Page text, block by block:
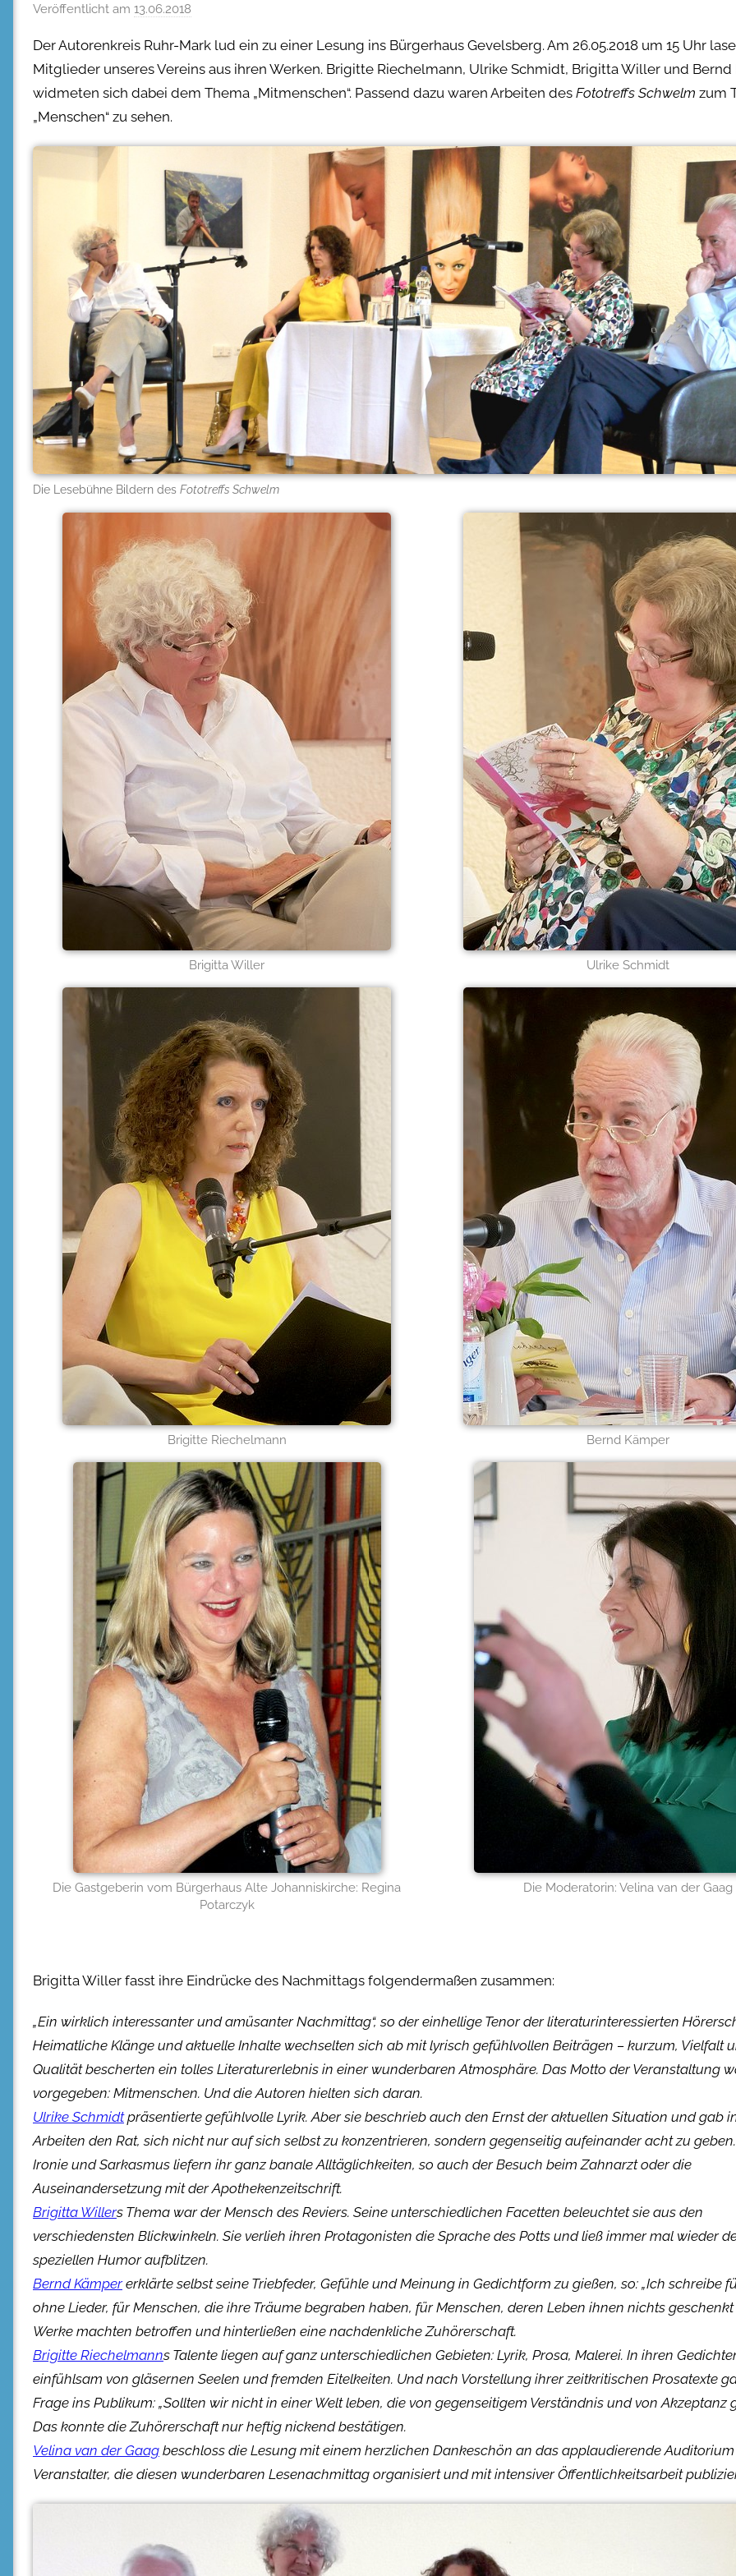
Veröffentlicht am 13.06.2018
Der Autorenkreis Ruhr-Mark lud ein zu einer Lesung ins Bürgerhaus Gevelsberg. Am 26.05.2018 um 15 Uhr
Mitglieder unseres Vereins aus ihren Werken. Brigitte Riechelmann, Ulrike Schmidt, Brigitta Willer und Bernd
widmeten sich dabei dem Thema „Mitmenschen“. Passend dazu waren Arbeiten des Fototreffs Schwelm zum
„Menschen“ zu sehen.
Die Lesebühne Bildern des Fototreffs Schwelm
Brigitta Willer Ulrike Schmidt
Brigitte Riechelmann Bernd Kämper
Die Gastgeberin vom Bürgerhaus Alte Johanniskirche: Regina
Potarczyk
Die Moderatorin: Velina van der Gaag
Brigitta Willer fasst ihre Eindrücke des Nachmittags folgendermaßen zusammen:
„Ein wirklich interessanter und amüsanter Nachmittag“, so der einhellige Tenor der literaturinteressierten
Heimatliche Klänge und aktuelle Inhalte wechselten sich ab mit lyrisch gefühlvollen Beiträgen – kurzum, Vielfalt
Qualitätbescherten ein tolles Literaturerlebnis in einer wunderbaren Atmosphäre. Das Motto der Veranstaltung
vorgegeben: Mitmenschen. Und die Autoren hielten sich daran.
Ulrike Schmidtpräsentierte gefühlvolle Lyrik. Aber sie beschrieb auch den Ernst der aktuellen Situation und gab
Arbeiten den Rat, sich nicht nur auf sich selbst zu konzentrieren, sondern gegenseitig aufeinander acht zu
Ironie und Sarkasmus liefern ihr ganz banale Alltäglichkeiten, so auch der Besuch beim Zahnarzt oder die
Auseinandersetzung mit der Apothekenzeitschrift.
Brigitta Willers Thema war der Mensch des Reviers. Seine unterschiedlichen Facetten beleuchtet sie aus den
verschiedensten Blickwinkeln. Sie verlieh ihren Protagonisten die Sprache des Potts und ließ immer mal wieder
speziellen Humor aufblitzen.
Bernd Kämpererklärte selbst seine Triebfeder, Gefühle und Meinung in Gedichtform zu gießen, so: „Ich schreibe
ohne Lieder, für Menschen, die ihre Träume begraben haben, für Menschen, deren Leben ihnen nichts geschenkt
Werke machten betroffen und hinterließen eine nachdenkliche Zuhörerschaft.
Brigitte Riechelmanns Talente liegen auf ganz unterschiedlichen Gebieten: Lyrik, Prosa, Malerei. In ihren
einfühlsam von gläsernen Seelen und fremden Eitelkeiten. Und nach Vorstellung ihrer zeitkritischen Prosatexte
Frage ins Publikum: „Sollten wir nicht in einer Welt leben, die von gegenseitigem Verständnis und von Akzeptanz
Das konnte die Zuhörerschaft nur heftig nickend bestätigen.
Velina van der Gaag beschloss die Lesung mit einem herzlichen Dankeschön an das applaudierende
Veranstalter, die diesen wunderbaren Lesenachmittag organisiert und mit intensiver Öffentlichkeitsarbeit